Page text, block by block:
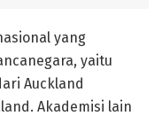
yang
yaitu
Auckland
Akademisi lain